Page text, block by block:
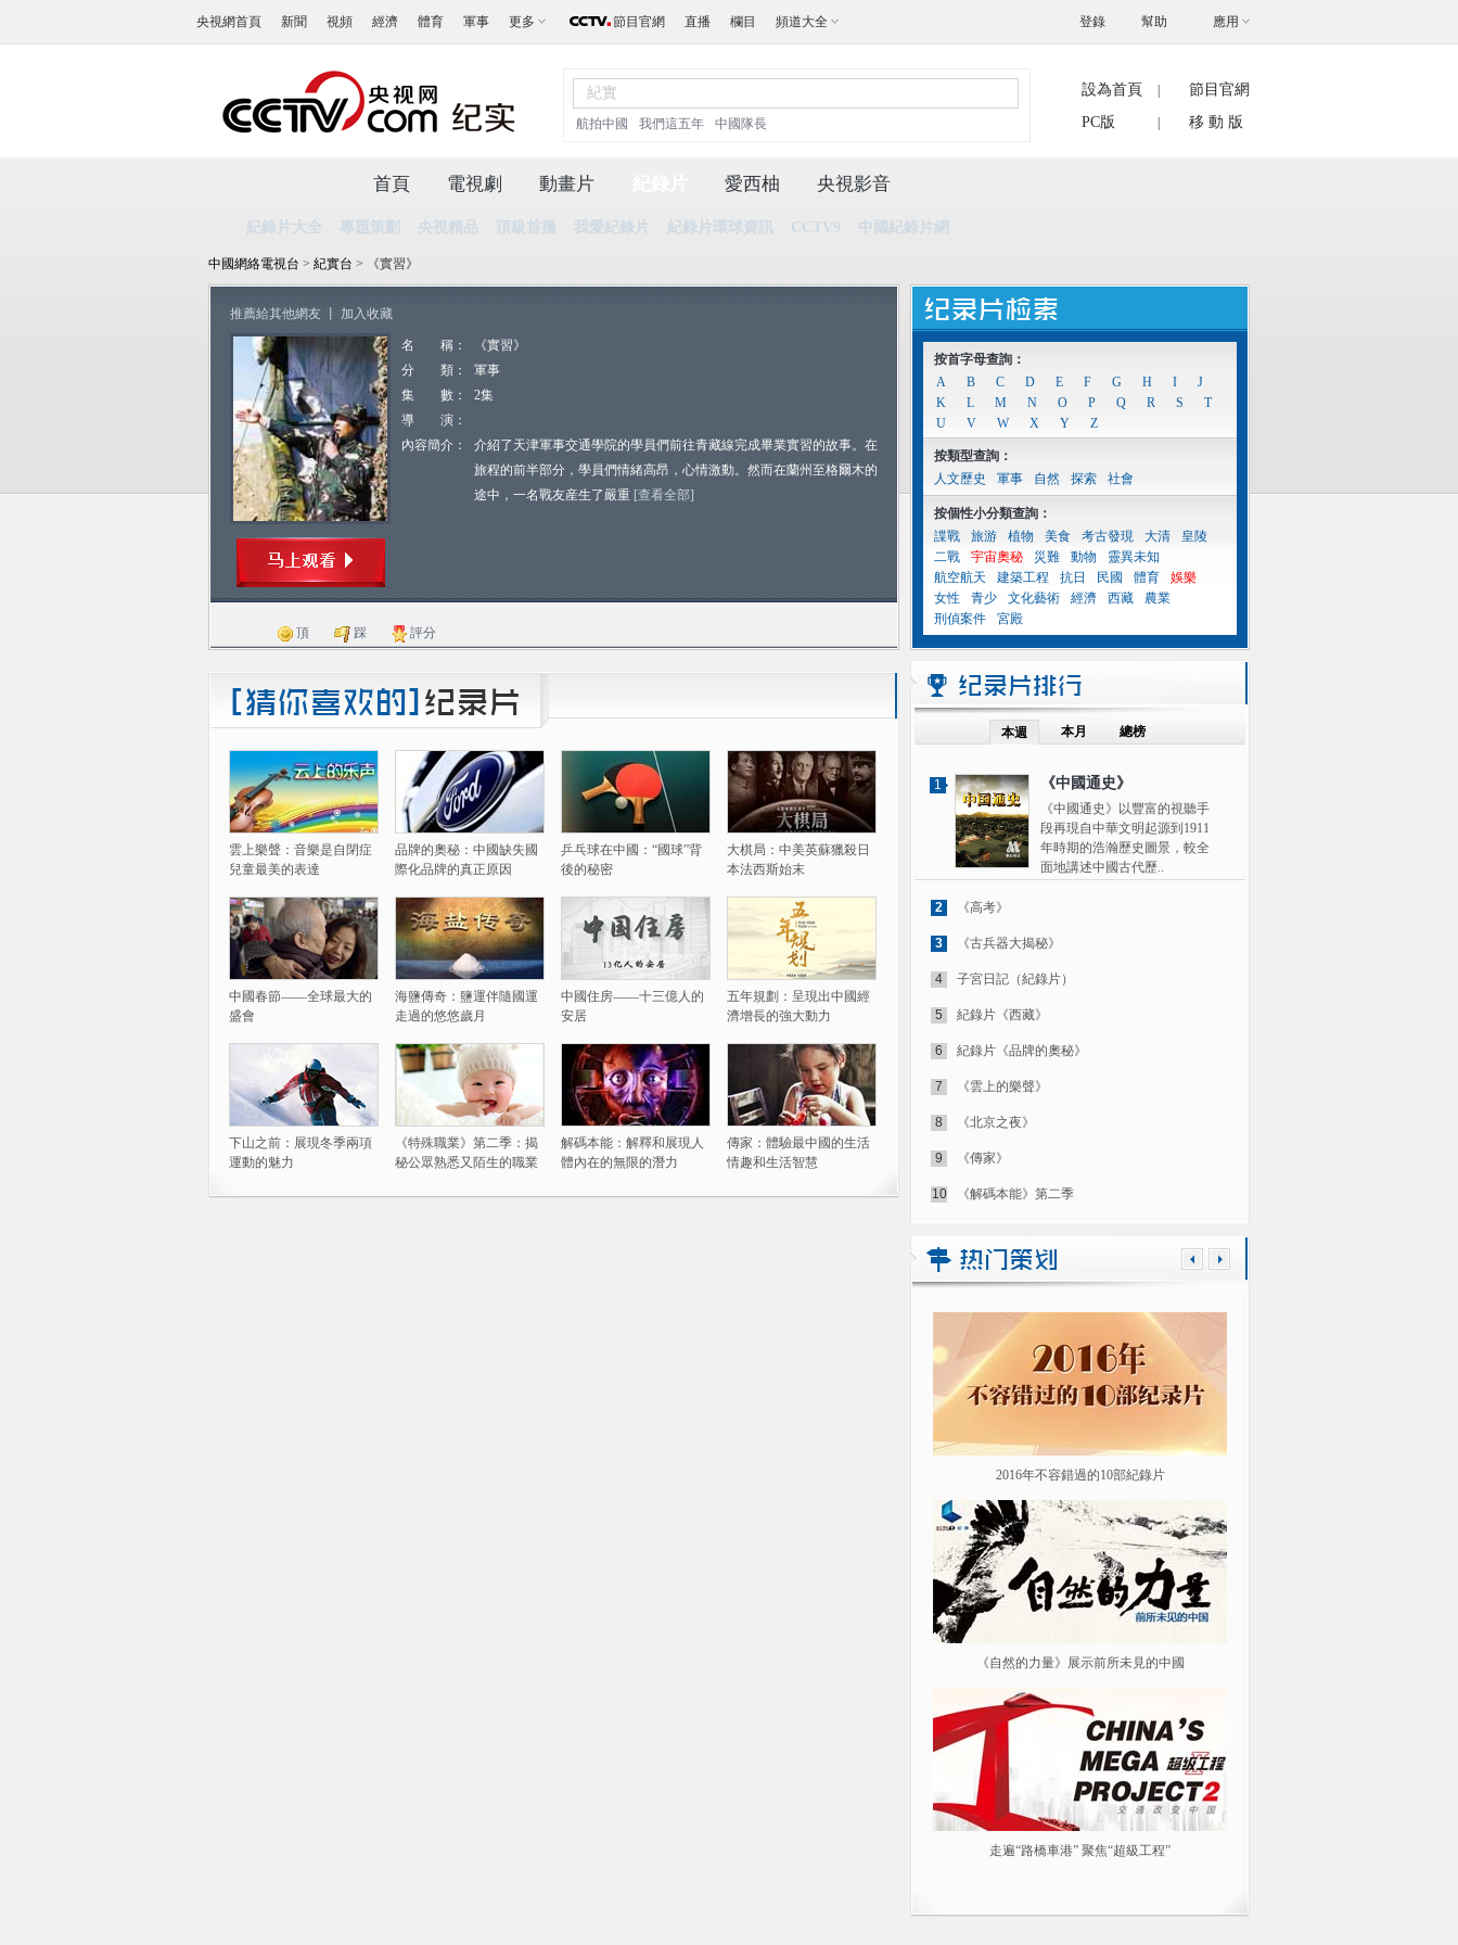
央視網首頁 新聞 視頻 經濟 體育 軍事 更多 節目官網 直播 欄目 頻道大全 幫助 應用
登錄
航拍中國 我們這五年 中國隊長
設為首頁
節目官網
PC版
移 動 版
首頁 電視劇 動畫片
紀錄片大全 專題策劃 央視精品 頂級首播 我愛紀錄片 紀錄片環球資訊 CCTV9 中國紀錄片網
愛西柚 央視影音
中國網絡電視台 > 紀實台 > 《實習》
推薦給其他網友 加入收藏
名 稱：
《實習》
分 類：
軍事
集 數：
2集
導 演：
內容簡介：
介紹了天津軍事交通學院的學員們前往青藏線完成畢業實習的故事。在
旅程的前半部分，學員們情緒高昂，心情激動。然而在蘭州至格爾木的
途中，一名戰友産生了嚴重 [查看全部]
頂 踩 評分
雲上樂聲：音樂是自閉症
兒童最美的表達
品牌的奧秘：中國缺失國
際化品牌的真正原因
乒乓球在中國：“國球”背
後的秘密
大棋局：中美英蘇獵殺日
本法西斯始末
中國春節——全球最大的
盛會
海鹽傳奇：鹽運伴隨國運
走過的悠悠歲月
中國住房——十三億人的
安居
五年規劃：呈現出中國經
濟增長的強大動力
下山之前：展現冬季兩項
運動的魅力
《特殊職業》第二季：揭
秘公眾熟悉又陌生的職業
解碼本能：解釋和展現人
體內在的無限的潛力
傳家：體驗最中國的生活
情趣和生活智慧
按首字母查詢：
A
B C D E F G H I
J
K
L M N O P Q R S
T
U
V W X Y Z
按類型查詢：
人文歷史
軍事 自然 探索 社會
按個性小分類查詢：
諜戰
旅游 植物 美食 考古發現 大清
皇陵
二戰
宇宙奧秘 災難 動物
靈異未知
航空航天
建築工程 抗日 民國 體育
娛樂
女性
青少 文化藝術 經濟 西藏
農業
刑偵案件
宮殿
本週 本月 總榜
1 《中國通史》
《中國通史》以豐富的視聽手
段再現自中華文明起源到1911
年時期的浩瀚歷史圖景，較全
面地講述中國古代歷..
2 《高考》
3 《古兵器大揭秘》
4 子宮日記（紀錄片）
5 紀錄片《西藏》
6 紀錄片《品牌的奧秘》
7 《雲上的樂聲》
8 《北京之夜》
9 《傳家》
10 《解碼本能》第二季
2016年不容錯過的10部紀錄片
《自然的力量》展示前所未見的中國
走遍“路橋車港” 聚焦“超級工程”